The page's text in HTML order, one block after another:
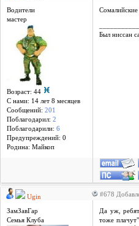
Водители
мастер
Возраст: 44
С нами: 14 лет 8 месяцев
Сообщений: 201
Поблагодарил: 2
Поблагодарили: 6
Предупреждений: 0
Родина: Майкоп
Был ниссан
Ugin #678
ЗамЗавГар
Семья Клуба
Да уж,
тоже